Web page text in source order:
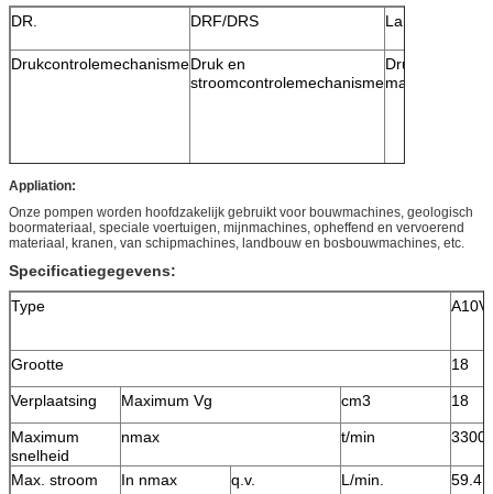
DR.
DRF/DRS La
DrukcontrolemechanismeDruk en
stroomcontrolemechanisme
Druk, stroom
Appliation:
Onze pompen worden hoofdzakelijk gebruikt voor bouwmachines, geologisch
boormateriaal, speciale voertuigen, mijnmachines, opheffend en vervoerend
materiaal, kranen, van schipmachines, landbouw en bosbouwmachines, etc.
Specificatiegegevens:
Type
Grootte 18
Verplaatsing Maximum Vg cm3 18
Maximum
snelheid
nmax t/min 3300
Max. stroom In nmax q.v. L/min. 59.4